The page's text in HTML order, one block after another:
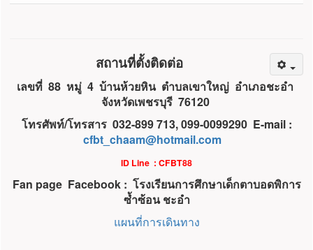
สถานที่ตั้งติดต่อ
เลขที่ 88 หมู่ 4 บ้านห้วยหิน ตำบลเขาใหญ่ อำเภอชะอำ
จังหวัดเพชรบุรี 76120
โทรศัพท์/โทรสาร 032-899 713, 099-0099290 E-mail :
cfbt_chaam@hotmail.com
ID Line : CFBT88
Fan page Facebook : โรงเรียนการศึกษาเด็กตาบอดพิการ
ซ้ำซ้อน ชะอำ
แผนที่การเดินทาง